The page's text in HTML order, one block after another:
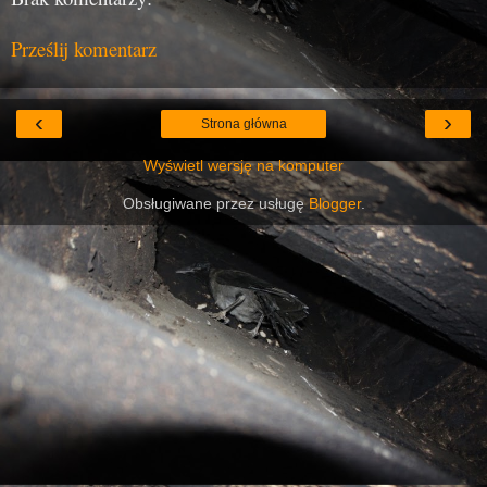
Prześlij komentarz
‹ ›
Strona główna
Wyświetl wersję na komputer
Obsługiwane przez usługęBlogger.